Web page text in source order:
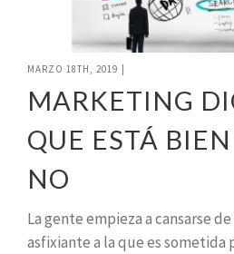
MARZO 18TH, 2019
MARKETING
QUE ESTÁ
NO
La gente empieza a cansarse
asfixiante a la que es sometida